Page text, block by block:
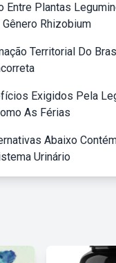
Entre Plantas
Rhizobium
Territorial Do
Exigidos Pela
As Férias
Abaixo
Urinário